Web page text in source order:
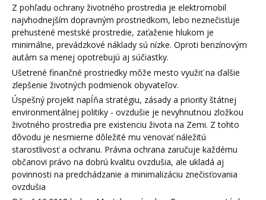
Z pohľadu ochrany životného prostredia je elektromobil
najvhodnejším dopravným prostriedkom, lebo neznečisťuje
prehustené mestské prostredie, zaťaženie hlukom je
minimálne, prevádzkové náklady sú nízke. Oproti benzínovým
autám sa menej opotrebujú aj súčiastky.
Ušetrené finančné prostriedky môže mesto využiť na ďalšie
zlepšenie životných podmienok obyvateľov.
Úspešný projekt napĺňa stratégiu, zásady a priority štátnej
environmentálnej politiky - ovzdušie je nevyhnutnou zložkou
životného prostredia pre existenciu života na Zemi. Z tohto
dôvodu je nesmierne dôležité mu venovať náležitú
starostlivosť a ochranu. Právna ochrana zaručuje každému
občanovi právo na dobrú kvalitu ovzdušia, ale ukladá aj
povinnosti na predchádzanie a minimalizáciu znečisťovania
ovzdušia